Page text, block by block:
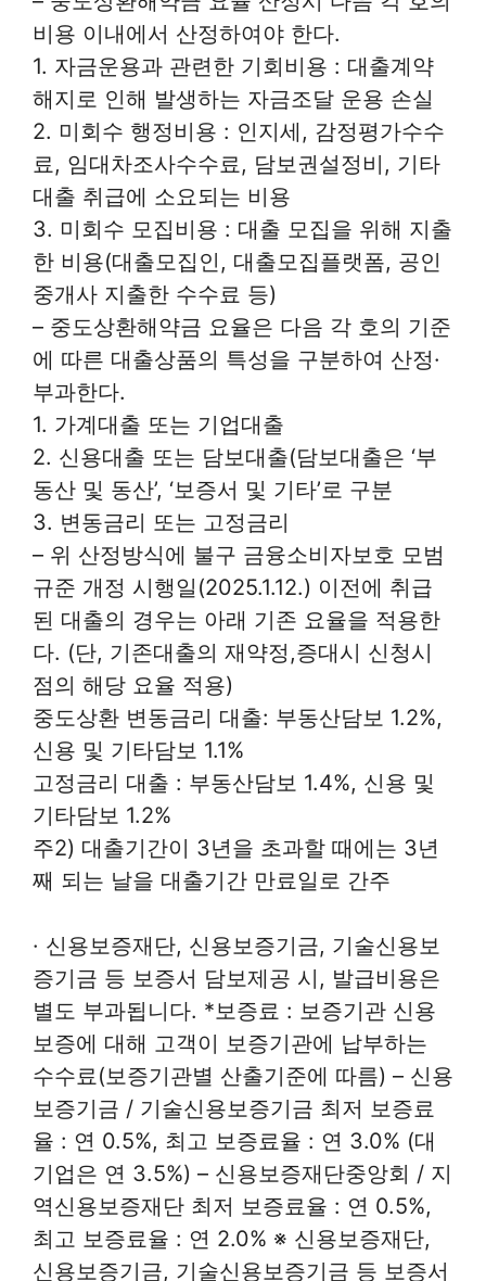
비용 이내에서 산정하여야 한다.
1. 자금운용과 관련한 기회비용 : 대출계약
해지로 인해 발생하는 자금조달 운용 손실
2. 미회수 행정비용 : 인지세, 감정평가수수
료, 임대차조사수수료, 담보권설정비, 기타
대출 취급에 소요되는 비용
3. 미회수 모집비용 : 대출 모집을 위해 지출
한 비용(대출모집인, 대출모집플랫폼, 공인
중개사 지출한 수수료 등)
– 중도상환해약금 요율은 다음 각 호의 기준
에 따른 대출상품의 특성을 구분하여 산정·
부과한다.
1. 가계대출 또는 기업대출
2. 신용대출 또는 담보대출(담보대출은 ‘부
동산 및 동산’, ‘보증서 및 기타’로 구분
3. 변동금리 또는 고정금리
– 위 산정방식에 불구 금융소비자보호 모범
규준 개정 시행일(2025.1.12.) 이전에 취급
된 대출의 경우는 아래 기존 요율을 적용한
다. (단, 기존대출의 재약정,증대시 신청시
점의 해당 요율 적용)
중도상환 변동금리 대출: 부동산담보 1.2%,
신용 및 기타담보 1.1%
고정금리 대출 : 부동산담보 1.4%, 신용 및
기타담보 1.2%
주2) 대출기간이 3년을 초과할 때에는 3년
째 되는 날을 대출기간 만료일로 간주
· 신용보증재단, 신용보증기금, 기술신용보
증기금 등 보증서 담보제공 시, 발급비용은
별도 부과됩니다. *보증료 : 보증기관 신용
보증에 대해 고객이 보증기관에 납부하는
수수료(보증기관별 산출기준에 따름) – 신용
보증기금 / 기술신용보증기금 최저 보증료
율 : 연 0.5%, 최고 보증료율 : 연 3.0% (대
기업은 연 3.5%) – 신용보증재단중앙회 / 지
역신용보증재단 최저 보증료율 : 연 0.5%,
최고 보증료율 : 연 2.0% ※ 신용보증재단,
신용보증기금, 기술신용보증기금 등 보증서